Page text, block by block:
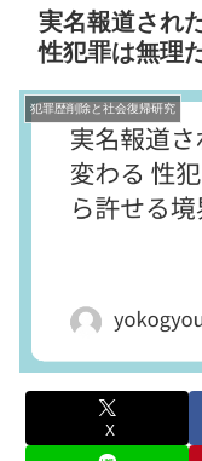
実名報道され
性犯罪は無理
犯罪歴削除と社会復帰研究
X